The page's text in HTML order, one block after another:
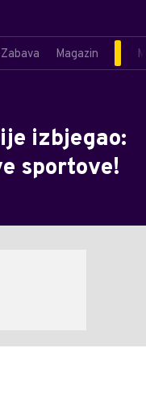
Zabava Magazin
izbjegao:
sportove!